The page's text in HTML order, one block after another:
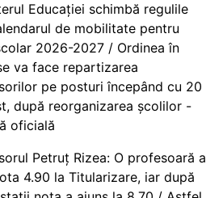
Educației schimbă regulile
de mobilitate pentru
2026-2027 / Ordinea în
va face repartizarea
pe posturi începând cu 20
după reorganizarea școlilor -
oficială
Petruț Rizea: O profesoară a
4.90 la Titularizare, iar după